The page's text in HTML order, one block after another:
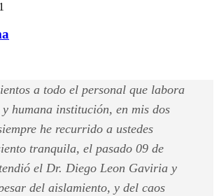
a todo el personal que labora
humana institución, en mis dos
he recurrido a ustedes
tranquila, el pasado 09 de
el Dr. Diego Leon Gaviria y
del aislamiento, y del caos